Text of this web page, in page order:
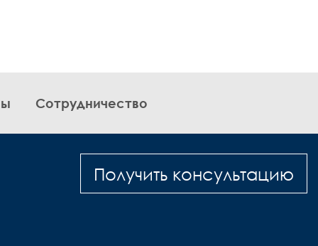
Сотрудничество
Получить консультацию